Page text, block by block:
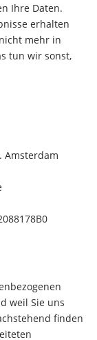
Ihre Daten.
erhalten
mehr in
tun wir sonst,
Amsterdam
weil Sie uns
finden